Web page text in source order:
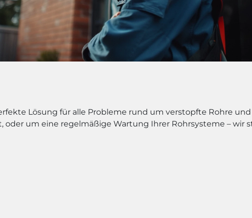
Lösung für alle Probleme rund um verstopfte Rohre
oder um eine regelmäßige Wartung Ihrer Rohrsysteme – wir